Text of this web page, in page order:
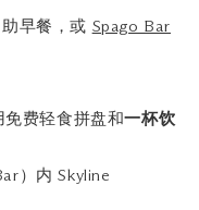
早餐，或 Spago Bar
免费轻食拼盘和一杯饮
）内 Skyline